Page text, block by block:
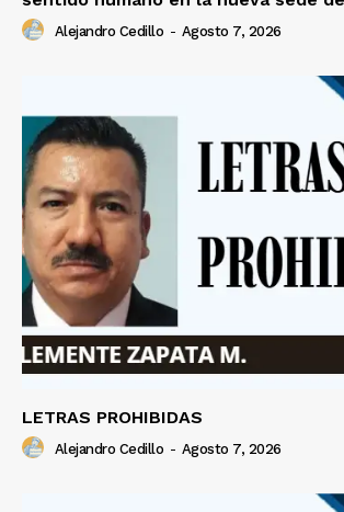
Alejandro Cedillo - Agosto 7, 2026
LETRAS PROHIBIDAS
Alejandro Cedillo - Agosto 7, 2026